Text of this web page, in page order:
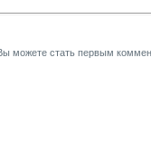
можете стать первым